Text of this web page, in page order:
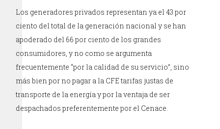
Los generadores privados representan ya el 43 por
ciento del total de la generación nacional y se han
apoderado del 66 por ciento de los grandes
consumidores, y no como se argumenta
frecuentemente “por la calidad de su servicio”, sino
más bien por no pagar a la CFE tarifas justas de
transporte de la energía y por la ventaja de ser
despachados preferentemente por el Cenace.